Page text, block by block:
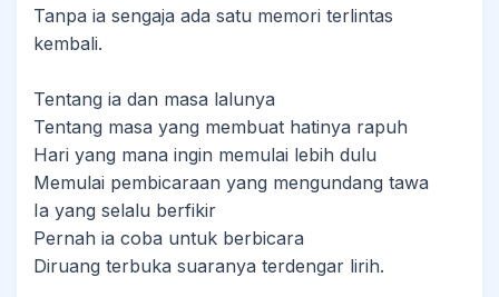
Tanpa ia sengaja ada satu memori terlintas
kembali.
Tentang ia dan masa lalunya
Tentang masa yang membuat hatinya rapuh
Hari yang mana ingin memulai lebih dulu
Memulai pembicaraan yang mengundang tawa
Ia yang selalu berfikir
Pernah ia coba untuk berbicara
Diruang terbuka suaranya terdengar lirih.